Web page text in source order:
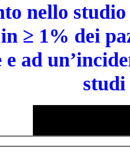
nello studio
≥ 1% dei
e ad